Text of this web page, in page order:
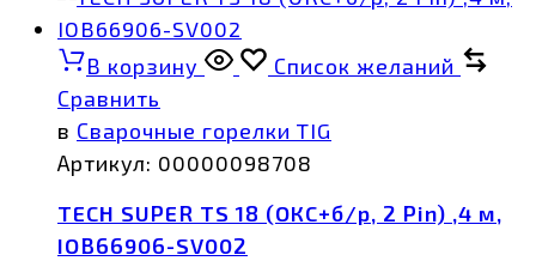
В корзину
Список желаний
Сравнить
в Сварочные горелки TIG
Артикул: 00000098708
TECH SUPER TS 18 (ОКС+б/р, 2 Pin) ,4 м,
IOB66906-SV002